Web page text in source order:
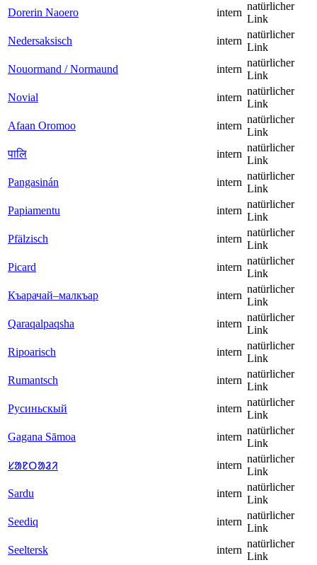
Dorerin Naoero intern
natürlicher
Link
Nedersaksisch
intern
natürlicher
Link
Nouormand / Normaund
intern
natürlicher
Link
Novial
intern
natürlicher
Link
Afaan Oromoo
intern
natürlicher
Link
पालि
intern
natürlicher
Link
Pangasinán
intern
natürlicher
Link
Papiamentu
intern
natürlicher
Link
Pfälzisch
intern
natürlicher
Link
Picard
intern
natürlicher
Link
Къарачай–малкъар
intern
natürlicher
Link
Qaraqalpaqsha
intern
natürlicher
Link
Ripoarisch
intern
natürlicher
Link
Rumantsch
intern
natürlicher
Link
Русиньскый
intern
natürlicher
Link
Gagana Sāmoa
intern
natürlicher
Link
ᱥᱟᱱᱛᱟᱲᱤ
intern
natürlicher
Link
Sardu
intern
natürlicher
Link
Seediq
intern
natürlicher
Link
Seeltersk
intern
natürlicher
Link